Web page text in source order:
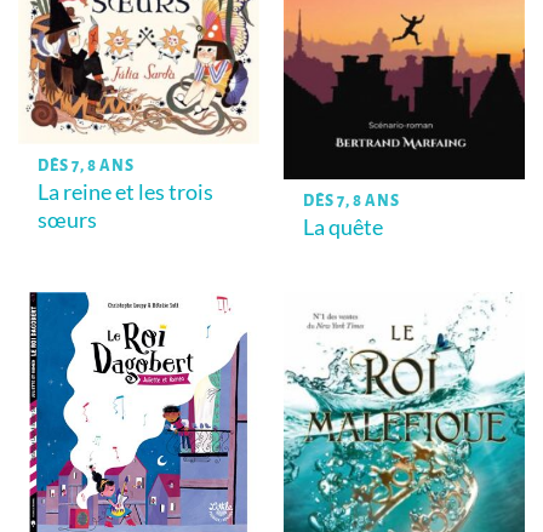
DÈS 7, 8 ANS
La reine et les trois
sœurs
DÈS 7, 8 ANS
La quête